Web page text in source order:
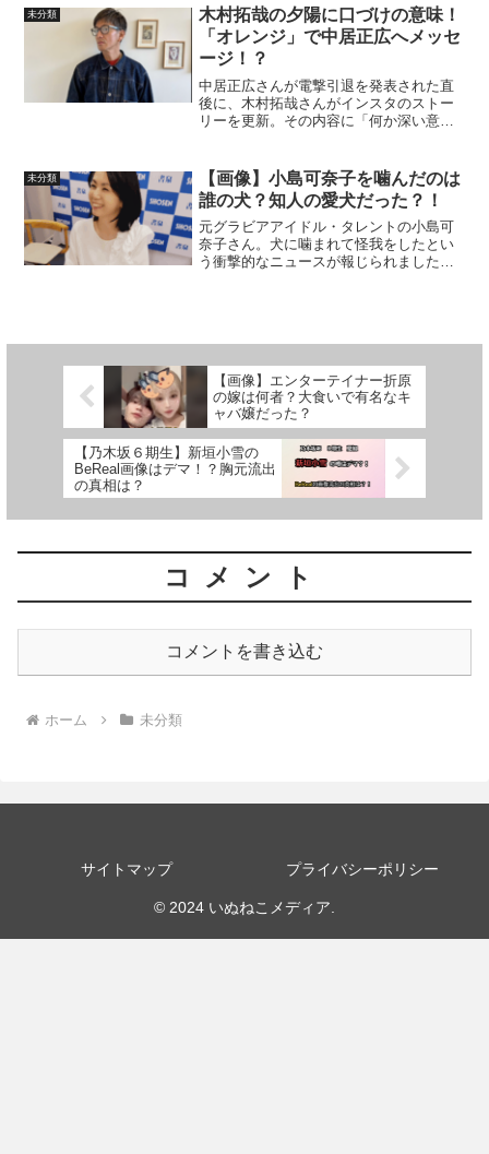
た。この記事では櫻井翔さんと予想され
ている理由櫻井翔が国...
未分類
木村拓哉の夕陽に口づけの意味！
「オレンジ」で中居正広へメッセ
ージ！？
中居正広さんが電撃引退を発表された直
後に、木村拓哉さんがインスタのストー
リーを更新。その内容に「何か深い意味
は、インスタに投稿された夕陽の写真の
意味についてまとめていき...
未分類
【画像】小島可奈子を噛んだのは
誰の犬？知人の愛犬だった？！
元グラビアアイドル・タレントの小島可
奈子さん。犬に噛まれて怪我をしたとい
う衝撃的なニュースが報じられました。
【画像】エンターテイナー折原
の嫁は何者？大食いで有名なキ
ャバ嬢だった？
【乃木坂６期生】新垣小雪の
BeReal画像はデマ！？胸元流出
の真相は？
コメント
コメントを書き込む
ホーム 未分類
サイトマップ プライバシーポリシー
© 2024 いぬねこメディア.